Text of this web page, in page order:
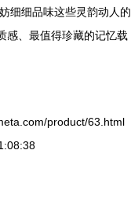
细细品味这些灵韵动人的
感、最值得珍藏的记忆载
product/63.html